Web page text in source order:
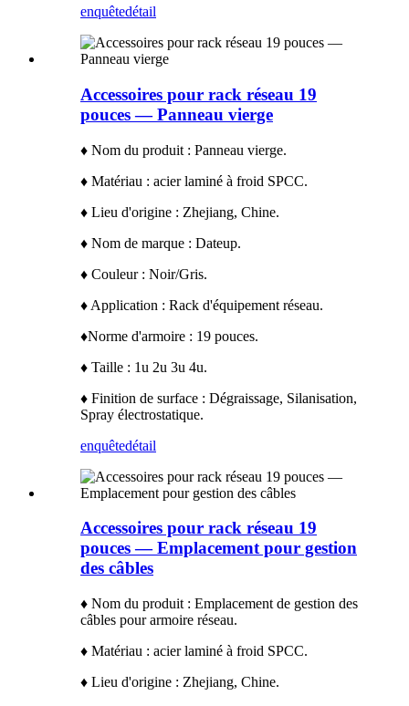
enquêtedétail
Accessoires pour rack réseau 19
pouces — Panneau vierge
♦ Nom du produit : Panneau vierge.
♦ Matériau : acier laminé à froid SPCC.
♦ Lieu d'origine : Zhejiang, Chine.
♦ Nom de marque : Dateup.
♦ Couleur : Noir/Gris.
♦ Application : Rack d'équipement réseau.
♦Norme d'armoire : 19 pouces.
♦ Taille : 1u 2u 3u 4u.
♦ Finition de surface : Dégraissage, Silanisation,
Spray électrostatique.
enquêtedétail
Accessoires pour rack réseau 19
pouces — Emplacement pour gestion
des câbles
♦ Nom du produit : Emplacement de gestion des
câbles pour armoire réseau.
♦ Matériau : acier laminé à froid SPCC.
♦ Lieu d'origine : Zhejiang, Chine.